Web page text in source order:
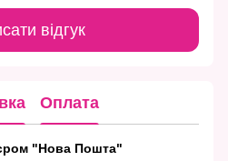
відгук
Оплата
"Нова Пошта"